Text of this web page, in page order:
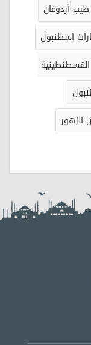
أردوغان
اسطنبول
الزهور